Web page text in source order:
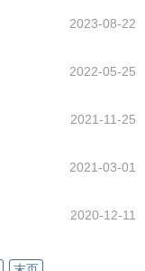
2023-08-22
2022-05-25
2021-11-25
2021-03-01
2020-12-11